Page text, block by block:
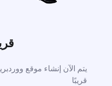
يتم الآن إنشاء موقع
قريبًا